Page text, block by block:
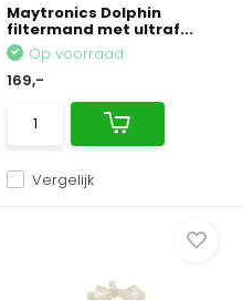
Maytronics Dolphin
filtermand met ultraf...
Vergelijk
Op voorraad
169,-